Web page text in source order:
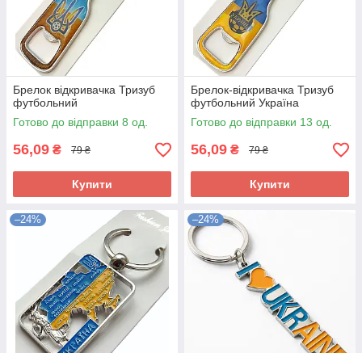
Брелок відкривачка Тризуб
футбольний
Готово до відправки 8 од.
56,09 ₴ 79 ₴
Купити
Брелок-відкривачка Тризуб
футбольний Україна
Готово до відправки 13 од.
56,09 ₴ 79 ₴
Купити
–24% –24%